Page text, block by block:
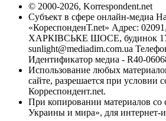
© 2000-2026, Korrespondent.net
Субъект в сфере онлайн-медиа
«КореспонденТ.net» Адрес:
ХАРКІВСЬКЕ ШОСЕ, будинок
sunlight@mediadim.com.ua
Идентификатор медиа - R40-
Использование любых
сайте, разрешается при условии
Корреспондент.net.
При копировании материалов со
Украины и мира», для интернет-